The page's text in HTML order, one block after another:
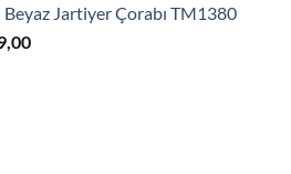
₺199,00.
Jartiyer Çorabı TM1380
Şu